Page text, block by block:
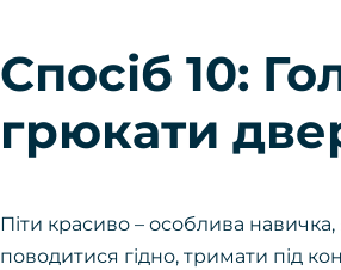
Спосіб 10:
грюкати
Піти красиво – особлива навичка,
поводитися гідно, тримати під